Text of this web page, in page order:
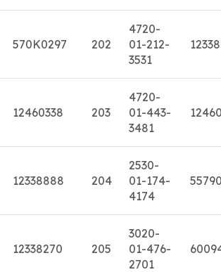
570K0297 202
4720-
01-212-
3531
12460338 203
4720-
01-443-
3481
12338888 204
2530-
01-174-
4174
12338270 205
3020-
01-476-
2701